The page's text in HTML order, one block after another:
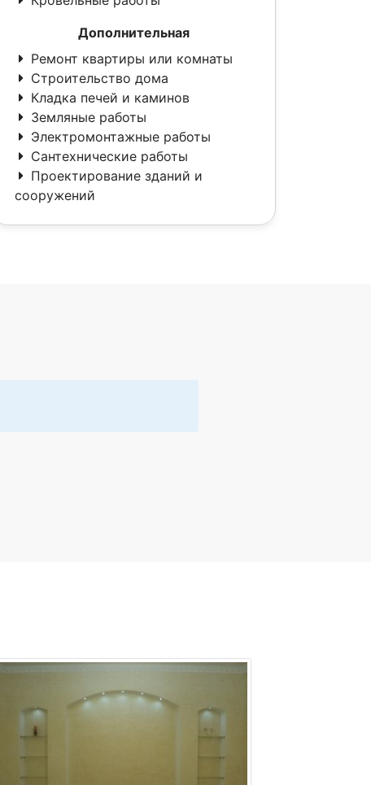
Дополнительная
Ремонт квартиры или комнаты
Строительство дома
Кладка печей и каминов
Земляные работы
Электромонтажные работы
Сантехнические работы
Проектирование зданий и
сооружений